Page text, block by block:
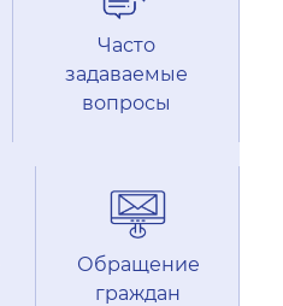
Часто
задаваемые
вопросы
Обращение
граждан